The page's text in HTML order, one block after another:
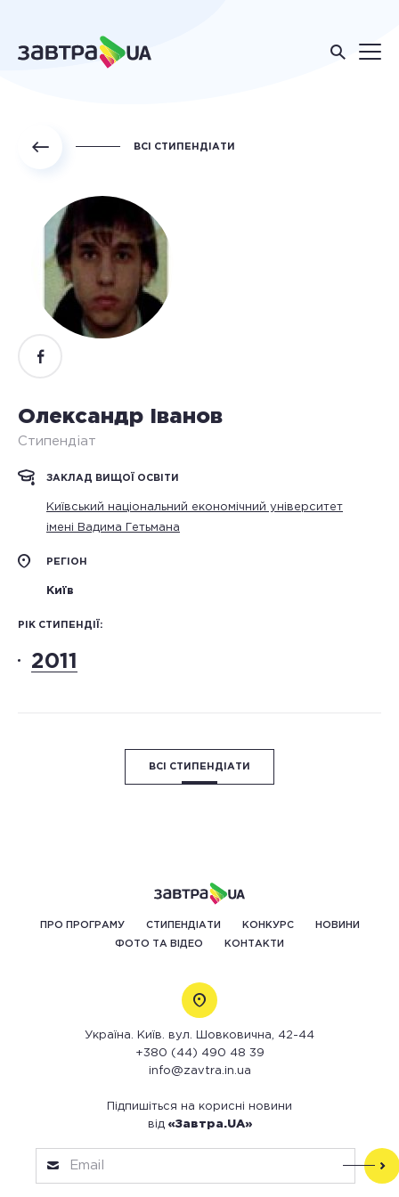
ВСІ СТИПЕНДІАТИ
Олександр Іванов
Стипендіат
ЗАКЛАД ВИЩОЇ ОСВІТИ
Київський національний економічний університет
імені Вадима Гетьмана
РЕГІОН
Київ
РІК СТИПЕНДІЇ:
2011
ВСІ СТИПЕНДІАТИ
ПРО ПРОГРАМУ СТИПЕНДІАТИ КОНКУРС НОВИНИ
ФОТО ТА ВІДЕО КОНТАКТИ
Україна. Київ. вул. Шовковична, 42-44
+380 (44) 490 48 39
info@zavtra.in.ua
Підпишіться на корисні новини
від «Завтра.UA»